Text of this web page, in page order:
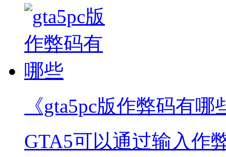
《gta5pc版作弊码有哪
GTA5可以通过输入作